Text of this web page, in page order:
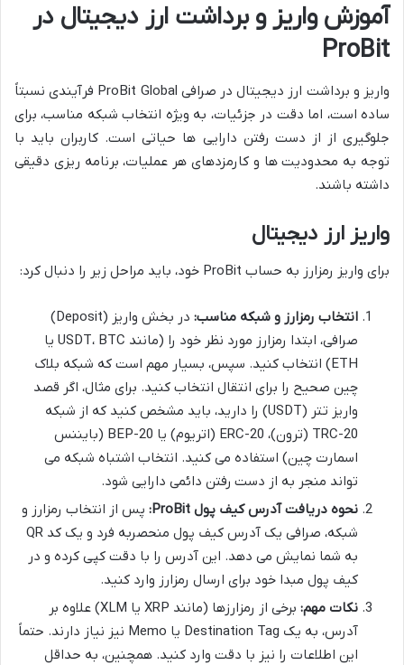
آموزش واریز و برداشت ارز دیجیتال در
ProBit
واریز و برداشت ارز دیجیتال در صرافی ProBit Global فرآیندی نسبتاً
ساده است، اما دقت در جزئیات، به ویژه انتخاب شبکه مناسب، برای
جلوگیری از از دست رفتن دارایی ها حیاتی است. کاربران باید با
توجه به محدودیت ها و کارمزدهای هر عملیات، برنامه ریزی دقیقی
داشته باشند.
واریز ارز دیجیتال
برای واریز رمزارز به حساب ProBit خود، باید مراحل زیر را دنبال کرد:
انتخاب رمزارز و شبکه مناسب:
در بخش واریز (Deposit)
صرافی، ابتدا رمزارز مورد نظر خود را (مانند USDT، BTC یا
ETH) انتخاب کنید. سپس، بسیار مهم است که شبکه بلاک
چین صحیح را برای انتقال انتخاب کنید. برای مثال، اگر قصد
واریز تتر (USDT) را دارید، باید مشخص کنید که از شبکه
TRC-20 (ترون)، ERC-20 (اتریوم) یا BEP-20 (بایننس
اسمارت چین) استفاده می کنید. انتخاب اشتباه شبکه می
تواند منجر به از دست رفتن دائمی دارایی شود.
نحوه دریافت آدرس کیف پول ProBit:
پس از انتخاب رمزارز و
شبکه، صرافی یک آدرس کیف پول منحصربه فرد و یک کد QR
به شما نمایش می دهد. این آدرس را با دقت کپی کرده و در
کیف پول مبدا خود برای ارسال رمزارز وارد کنید.
نکات مهم:
برخی از رمزارزها (مانند XRP یا XLM) علاوه بر
آدرس، به یک Destination Tag یا Memo نیز نیاز دارند. حتماً
این اطلاعات را نیز با دقت وارد کنید. همچنین، به حداقل